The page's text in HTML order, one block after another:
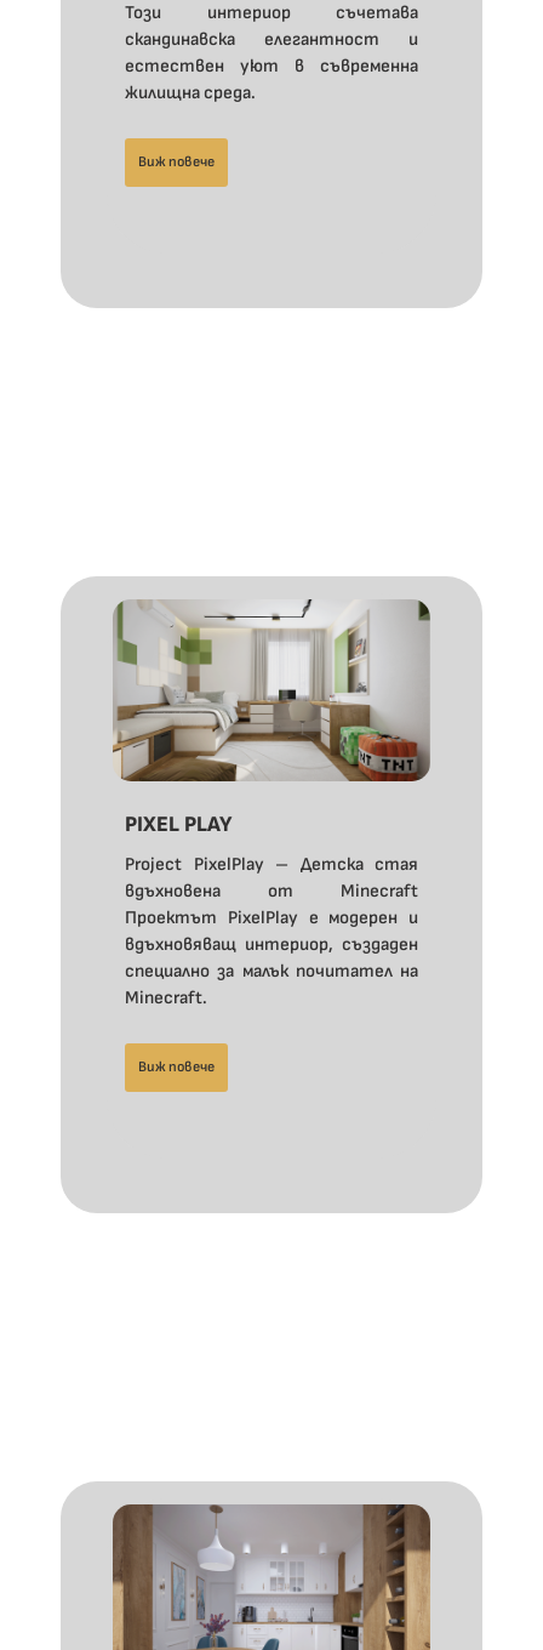
Този интериор съчетава
скандинавска елегантност и
естествен уют в съвременна
жилищна среда.
Виж повече
PIXEL PLAY
Project PixelPlay – Детска стая
вдъхновена от Minecraft
Проектът PixelPlay е модерен и
вдъхновяващ интериор, създаден
специално за малък почитател на
Minecraft.
Виж повече